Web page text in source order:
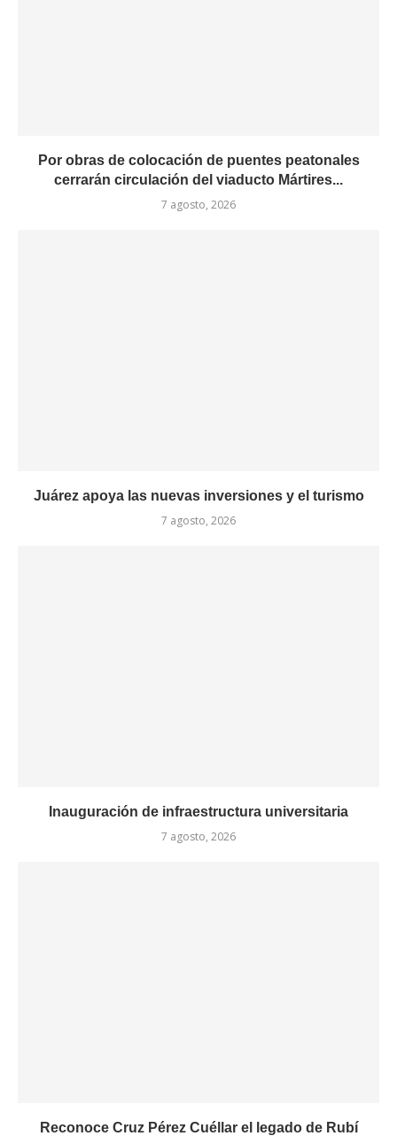
Por obras de colocación de puentes peatonales
cerrarán circulación del viaducto Mártires...
7 agosto, 2026
Juárez apoya las nuevas inversiones y el turismo
7 agosto, 2026
Inauguración de infraestructura universitaria
7 agosto, 2026
Reconoce Cruz Pérez Cuéllar el legado de Rubí